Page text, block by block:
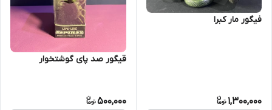
فیگور مار کبرا
1,300,000
قیگور صد پای گوشتخوار
500,000